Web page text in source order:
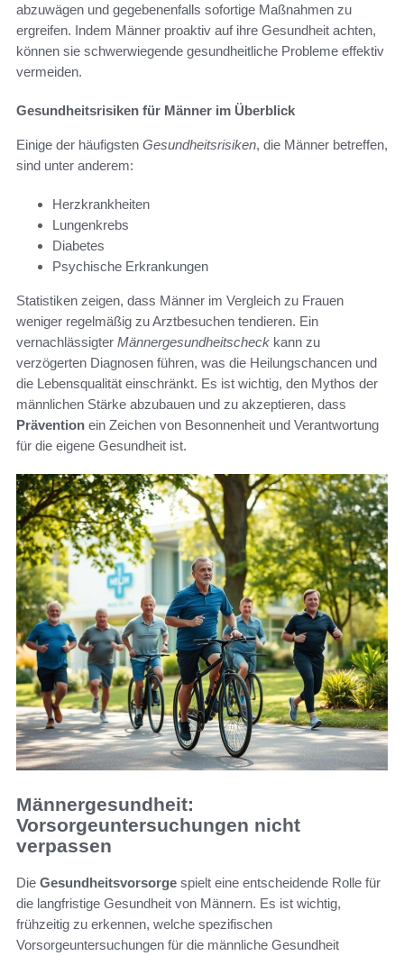
abzuwägen und gegebenenfalls sofortige Maßnahmen zu
ergreifen. Indem Männer proaktiv auf ihre Gesundheit achten,
können sie schwerwiegende gesundheitliche Probleme effektiv
vermeiden.
Gesundheitsrisiken für Männer im Überblick
Einige der häufigsten Gesundheitsrisiken, die Männer betreffen,
sind unter anderem:
Herzkrankheiten
Lungenkrebs
Diabetes
Psychische Erkrankungen
Statistiken zeigen, dass Männer im Vergleich zu Frauen
weniger regelmäßig zu Arztbesuchen tendieren. Ein
vernachlässigter Männergesundheitscheck kann zu
verzögerten Diagnosen führen, was die Heilungschancen und
die Lebensqualität einschränkt. Es ist wichtig, den Mythos der
männlichen Stärke abzubauen und zu akzeptieren, dass
Prävention ein Zeichen von Besonnenheit und Verantwortung
für die eigene Gesundheit ist.
Männergesundheit:
Vorsorgeuntersuchungen nicht
verpassen
Die Gesundheitsvorsorge spielt eine entscheidende Rolle für
die langfristige Gesundheit von Männern. Es ist wichtig,
frühzeitig zu erkennen, welche spezifischen
Vorsorgeuntersuchungen für die männliche Gesundheit